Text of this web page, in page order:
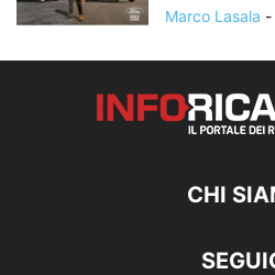
Marco Lasala -
CHI